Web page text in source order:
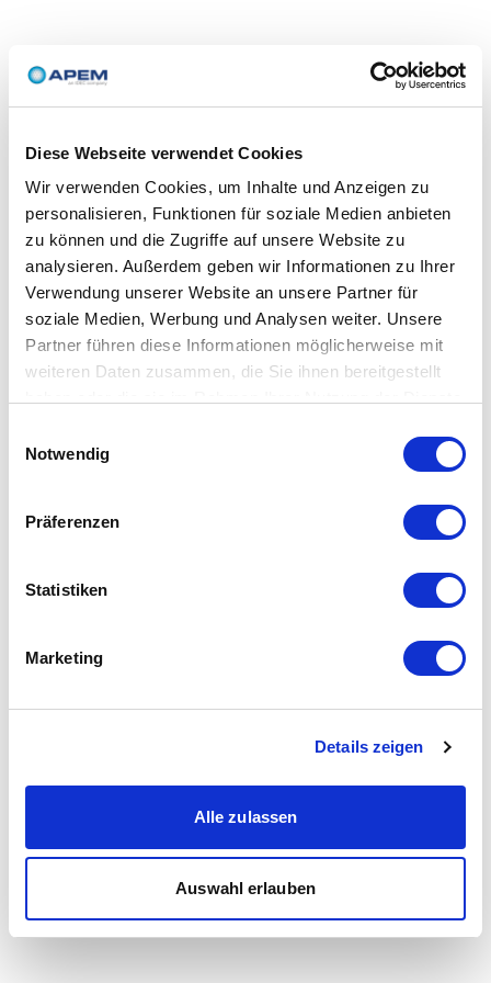
Diese Webseite verwendet Cookies
Wir verwenden Cookies, um Inhalte und Anzeigen zu
personalisieren, Funktionen für soziale Medien anbieten
zu können und die Zugriffe auf unsere Website zu
analysieren. Außerdem geben wir Informationen zu Ihrer
Verwendung unserer Website an unsere Partner für
soziale Medien, Werbung und Analysen weiter. Unsere
Partner führen diese Informationen möglicherweise mit
weiteren Daten zusammen, die Sie ihnen bereitgestellt
Notwendig
Präferenzen
Statistiken
Marketing
Details zeigen
Alle zulassen
Auswahl erlauben